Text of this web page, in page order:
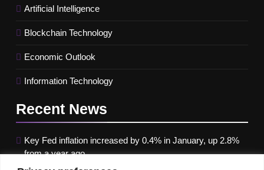
Artificial Intelligence
Blockchain Technology
Economic Outlook
Information Technology
Recent News
Key Fed inflation increased by 0.4% in January, up 2.8%
from a year ago